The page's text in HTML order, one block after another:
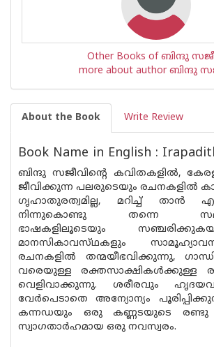
Other Books of ബിന്ദു
more about author ബിന്ദു
About the Book Write Review
Book Name in English :
ബിന്ദു സജീവിൻ്റെ കവിതകളിൽ,
ജീവിക്കുന്ന പലരുടെയും രചനകളിൽ
ഗൃഹാതുരത്വമില്ല, മറിച്ച് താൻ
നിന്നുകൊണ്ടു തന്നെ
ഭാഷകളിലൂടെയും
മാനസികാവസ്‌ഥകളും
രചനകളിൽ തന്മയീഭവിക്കുന്നു,
വരെയുള്ള രക്തസാക്ഷികൾക്കുള്ള
വെളിവാക്കുന്നു. ശരീരവും
വേർപെടാതെ അന്യോന്യം
കന്നഡയും ഒരു കണ്ണടയുടെ രണ്ടു
സ്വാഗതാർഹമായ ഒരു നവസ്വരം.